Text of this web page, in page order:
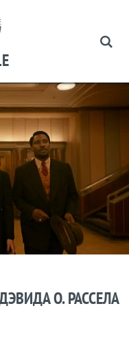
О. РАССЕЛА